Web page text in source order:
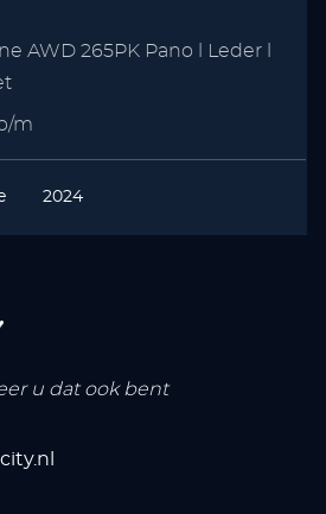
AWD 265PK Pano l Leder l
m
2024
u dat ook bent